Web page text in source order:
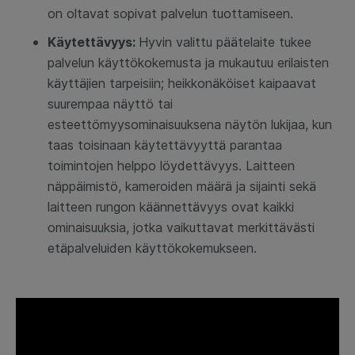
on oltavat sopivat palvelun tuottamiseen.
Käytettävyys: Hyvin valittu päätelaite tukee
palvelun käyttökokemusta ja mukautuu erilaisten
käyttäjien tarpeisiin; heikkonäköiset kaipaavat
suurempaa näyttö tai
esteettömyysominaisuuksena näytön lukijaa, kun
taas toisinaan käytettävyyttä parantaa
toimintojen helppo löydettävyys. Laitteen
näppäimistö, kameroiden määrä ja sijainti sekä
laitteen rungon käännettävyys ovat kaikki
ominaisuuksia, jotka vaikuttavat merkittävästi
etäpalveluiden käyttökokemukseen.